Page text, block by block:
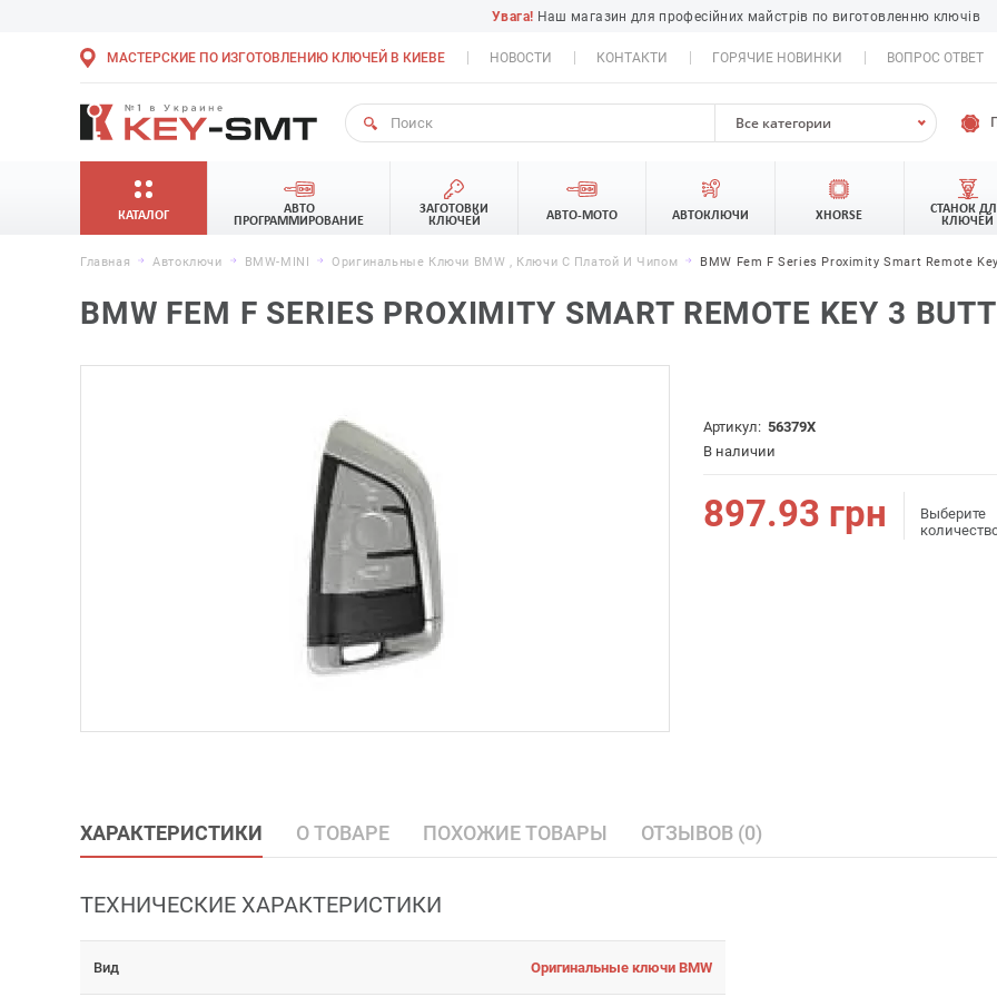
Увага! Наш магазин для професійних майстрів по виготовленню ключів
МАСТЕРСКИЕ ПО ИЗГОТОВЛЕНИЮ КЛЮЧЕЙ В КИЕВЕ НОВОСТИ КОНТАКТИ ГОРЯЧИЕ НОВИНКИ ВОПРОС ОТВЕТ
Все категории
КАТАЛОГ
АВТО
ПРОГРАММИРОВАНИЕ
ЗАГОТОВКИ
КЛЮЧЕЙ
АВТО-МОТО АВТОКЛЮЧИ XHORSE
СТАНОК
КЛЮЧЕЙ
Главная Автоключи BMW-MINI Оригинальные Ключи BMW , Ключи С Платой И Чипом BMW Fem F Series Proximity Smart Remote
BMW FEM F SERIES PROXIMITY SMART REMOTE KEY 3
Артикул: 56379X
В наличии
897.93 грн
Выберите
ХАРАКТЕРИСТИКИ О ТОВАРЕ ПОХОЖИЕ ТОВАРЫ ОТЗЫВОВ (0)
ТЕХНИЧЕСКИЕ ХАРАКТЕРИСТИКИ
Вид Оригинальные ключи BMW